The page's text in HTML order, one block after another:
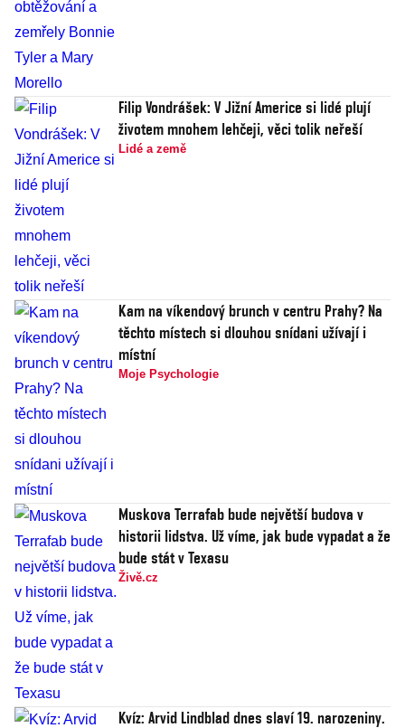
Filip Vondrášek: V Jižní Americe si lidé plují
životem mnohem lehčeji, věci tolik neřeší
Lidé a země
Kam na víkendový brunch v centru Prahy? Na
těchto místech si dlouhou snídani užívají i
místní
Moje Psychologie
Muskova Terrafab bude největší budova v
historii lidstva. Už víme, jak bude vypadat a že
bude stát v Texasu
Živě.cz
Kvíz: Arvid Lindblad dnes slaví 19. narozeniny.